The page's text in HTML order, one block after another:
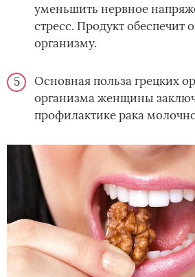
уменьшить нервное
стресс. Продукт обеспечит
организму.
Основная польза грецких
организма женщины
профилактике рака